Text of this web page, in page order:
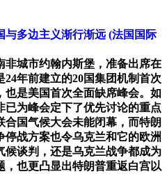
与多边主义渐行渐远 (法国国际
非城市约翰内斯堡，准备出席在
年前建立的20国集团机制首次
是美国首次全面缺席峰会。如
为峰会定下了优先讨论的重点
合国气候大会未能闭幕，而特朗
战方案也令乌克兰和它的欧洲
候谈判，还是乌克兰战争都成为
也更凸显出特朗普重返白宫以